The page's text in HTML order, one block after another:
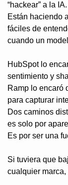
“hackear” a la IA.
Están haciendo
fáciles de
cuando un
HubSpot lo
sentimiento y
Ramp lo encaró
para capturar
Dos caminos
es solo por
Es por ser una
Si tuviera que
cualquier marca,